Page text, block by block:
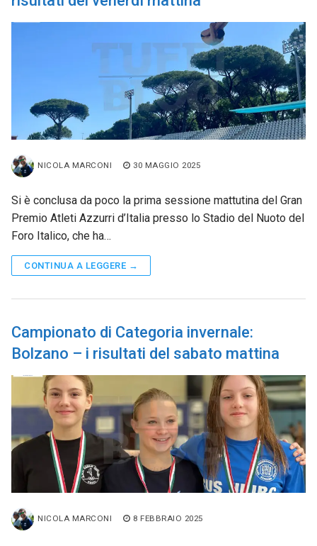
NICOLA MARCONI 30 MAGGIO 2025
Si è conclusa da poco la prima sessione mattutina del Gran
Premio Atleti Azzurri d’Italia presso lo Stadio del Nuoto del
Foro Italico, che ha…
CONTINUA A LEGGERE →
Campionato di Categoria invernale:
Bolzano – i risultati del sabato mattina
NICOLA MARCONI 8 FEBBRAIO 2025